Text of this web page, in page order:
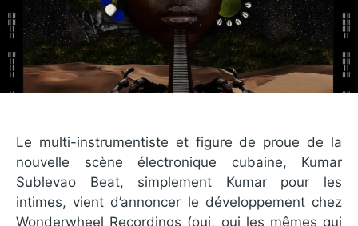
Le multi-instrumentiste et figure de proue de la
nouvelle scène électronique cubaine, Kumar
Sublevao Beat, simplement Kumar pour les
intimes, vient d’annoncer le développement chez
Wonderwheel Recordings (oui, oui les mêmes qui